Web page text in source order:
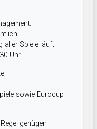
aller Spiele läuft
Uhr.
sowie Eurocup
genügen